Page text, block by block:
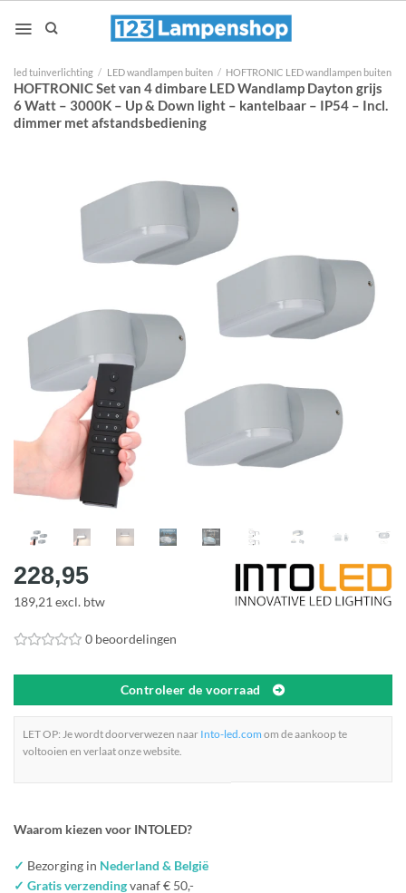
naar
led tuinverlichting / LED wandlampen buiten / HOFTRONIC LED wandlampen buiten
HOFTRONIC Set van 4 dimbare LED Wandlamp Dayton grijs
6 Watt – 3000K – Up & Down light – kantelbaar – IP54 – Incl.
dimmer met afstandsbediening
228,95
189,21 excl. btw
0 beoordelingen
Controleer de voorraad
LET OP: Je wordt doorverwezen naar Into-led.com om de aankoop te
voltooien en verlaat onze website.
Waarom kiezen voor INTOLED?
✓ Bezorging in Nederland & België
✓ Gratis verzendingvanaf € 50,-